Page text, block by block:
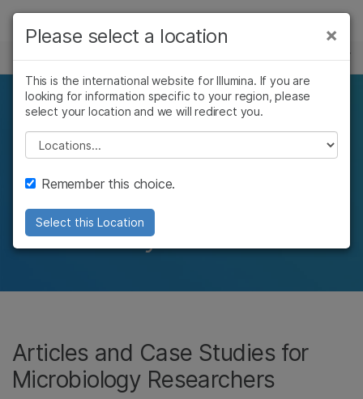
솔루션
학습
회사
지원
추천 링크
미생물 유전체학
Find out what microbial
researchers are
discovering with
Illumina systems
Articles and Case Studies for
Microbiology Researchers
×
Please select a location
This is the international website for Illumina. If you are
looking for information specific to your region, please
select your location and we will redirect you.
Please select a location
Remember this choice.
Select this Location
×
암 연구
농업유전체학 연구
임상 종양학 연구